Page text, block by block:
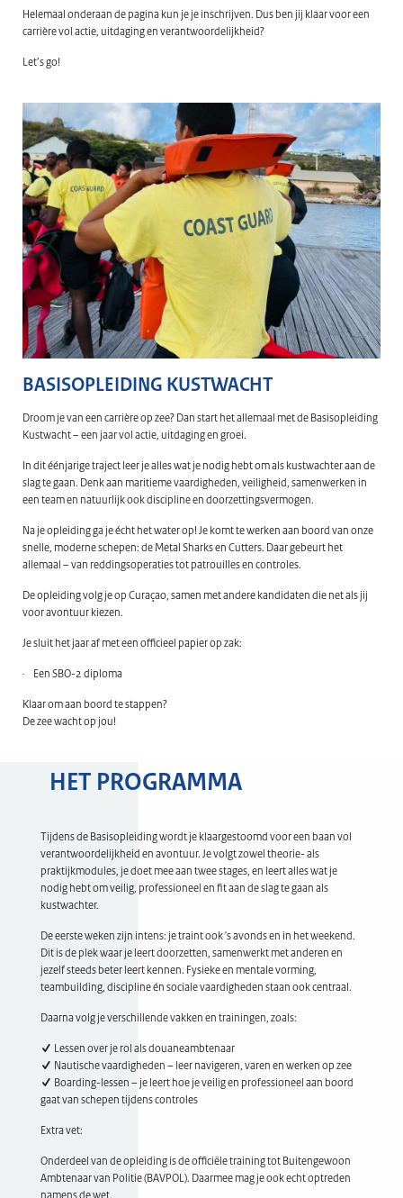
Helemaal onderaan de pagina kun je je inschrijven. Dus ben jij klaar voor een
carrière vol actie, uitdaging en verantwoordelijkheid?
Let’s go!
BASISOPLEIDING KUSTWACHT
Droom je van een carrière op zee? Dan start het allemaal met de Basisopleiding
Kustwacht – een jaar vol actie, uitdaging en groei.
In dit éénjarige traject leer je alles wat je nodig hebt om als kustwachter aan de
slag te gaan. Denk aan maritieme vaardigheden, veiligheid, samenwerken in
een team en natuurlijk ook discipline en doorzettingsvermogen.
Na je opleiding ga je écht het water op! Je komt te werken aan boord van onze
snelle, moderne schepen: de Metal Sharks en Cutters. Daar gebeurt het
allemaal – van reddingsoperaties tot patrouilles en controles.
De opleiding volg je op Curaçao, samen met andere kandidaten die net als jij
voor avontuur kiezen.
Je sluit het jaar af met een officieel papier op zak:
· Een SBO-2 diploma
Klaar om aan boord te stappen?
De zee wacht op jou!
HET PROGRAMMA
Tijdens de Basisopleiding wordt je klaargestoomd voor een baan vol
verantwoordelijkheid en avontuur. Je volgt zowel theorie- als
praktijkmodules, je doet mee aan twee stages, en leert alles wat je
nodig hebt om veilig, professioneel en fit aan de slag te gaan als
kustwachter.
De eerste weken zijn intens: je traint ook 's avonds en in het weekend.
Dit is de plek waar je leert doorzetten, samenwerkt met anderen en
jezelf steeds beter leert kennen. Fysieke en mentale vorming,
teambuilding, discipline én sociale vaardigheden staan ook centraal.
Daarna volg je verschillende vakken en trainingen, zoals:
Lessen over je rol als douaneambtenaar
Nautische vaardigheden – leer navigeren, varen en werken op zee
Boarding-lessen – je leert hoe je veilig en professioneel aan boord
gaat van schepen tijdens controles
Extra vet:
Onderdeel van de opleiding is de officiële training tot Buitengewoon
Ambtenaar van Politie (BAVPOL). Daarmee mag je ook echt optreden